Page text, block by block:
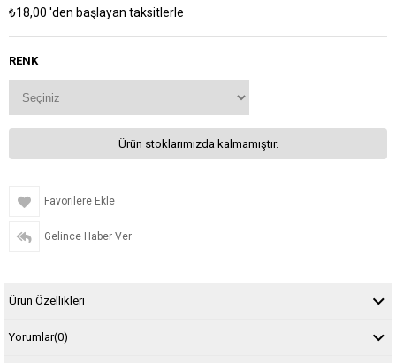
₺18,00 'den başlayan taksitlerle
RENK
Ürün stoklarımızda kalmamıştır.
Favorilere Ekle
Gelince Haber Ver
Ürün Özellikleri
Yorumlar(0)